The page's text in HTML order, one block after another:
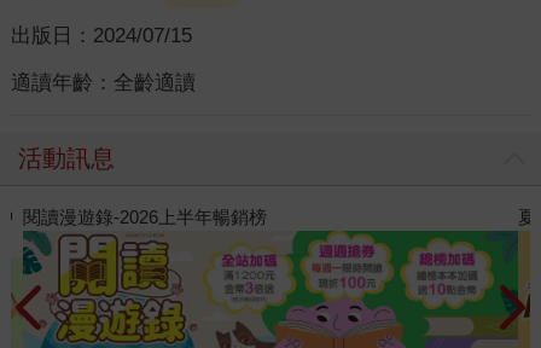
出版日： 2024/07/15
適讀年齡： 全齡適讀
活動訊息
夏日閱讀大冒險